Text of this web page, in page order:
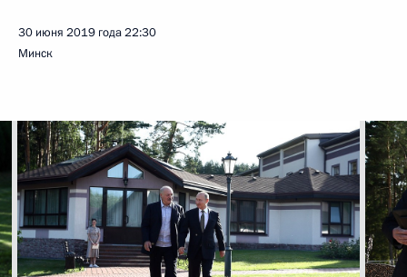
30 июня 2019 года22:30
Минск